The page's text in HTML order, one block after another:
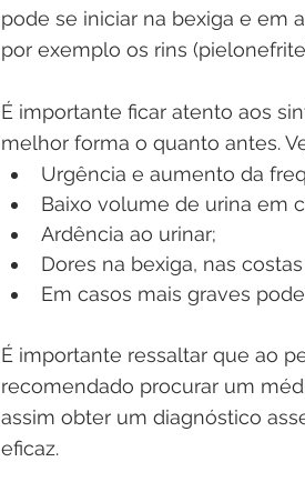
pode se iniciar na bexiga e em
por exemplo os rins
É importante ficar atento aos
melhor forma o quanto antes.
Urgência e aumento da
Baixo volume de urina em
Ardência ao urinar;
Dores na bexiga, nas
Em casos mais graves
É importante ressaltar que ao
recomendado procurar um
assim obter um diagnóstico
eficaz.